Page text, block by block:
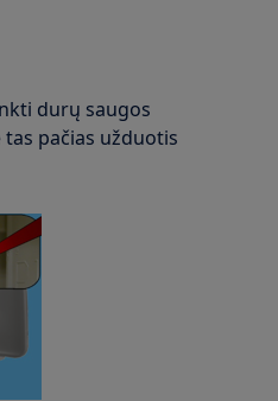
durų saugos
pačias užduotis